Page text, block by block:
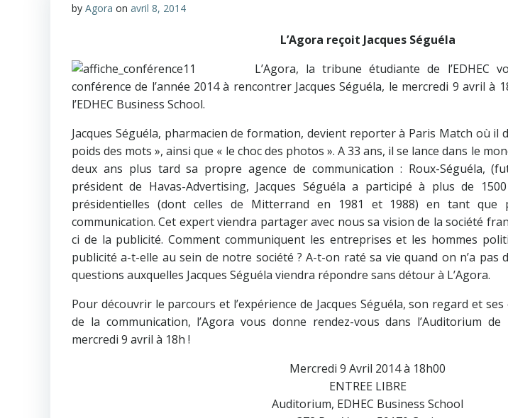
by Agora on avril 8, 2014
L’Agora reçoit Jacques Séguéla
L’Agora, la tribune étudiante de l’EDHEC
conférence de l’année 2014 à rencontrer Jacques Séguéla, le mercredi 9 avril à
l’EDHEC Business School.
Jacques Séguéla, pharmacien de formation, devient reporter à Paris Match où il
poids des mots », ainsi que « le choc des photos ». A 33 ans, il se lance dans le
deux ans plus tard sa propre agence de communication : Roux-Séguéla,
président de Havas-Advertising, Jacques Séguéla a participé à plus de
présidentielles (dont celles de Mitterrand en 1981 et 1988) en tant que
communication. Cet expert viendra partager avec nous sa vision de la société
ci de la publicité. Comment communiquent les entreprises et les hommes
publicité a-t-elle au sein de notre société ? A-t-on raté sa vie quand on n’a pas
questions auxquelles Jacques Séguéla viendra répondre sans détour à L’Agora.
Pour découvrir le parcours et l’expérience de Jacques Séguéla, son regard et
de la communication, l’Agora vous donne rendez-vous dans l’Auditorium de
mercredi 9 avril à 18h !
Mercredi 9 Avril 2014 à 18h00
ENTREE LIBRE
Auditorium, EDHEC Business School